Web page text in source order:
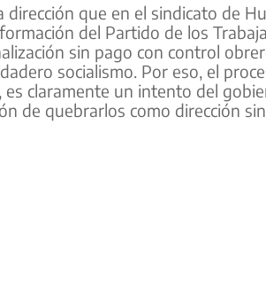
dirección que en el sindicato de
del Partido de los
sin pago con control
socialismo. Por eso, el
claramente un intento del
de quebrarlos como dirección